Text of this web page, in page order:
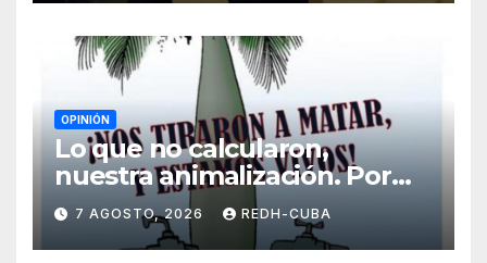
OPINIÓN
Lo que no calcularon,
nuestra animalización. Por
Laidi Fernández de Juan
7 AGOSTO, 2026 REDH-CUBA